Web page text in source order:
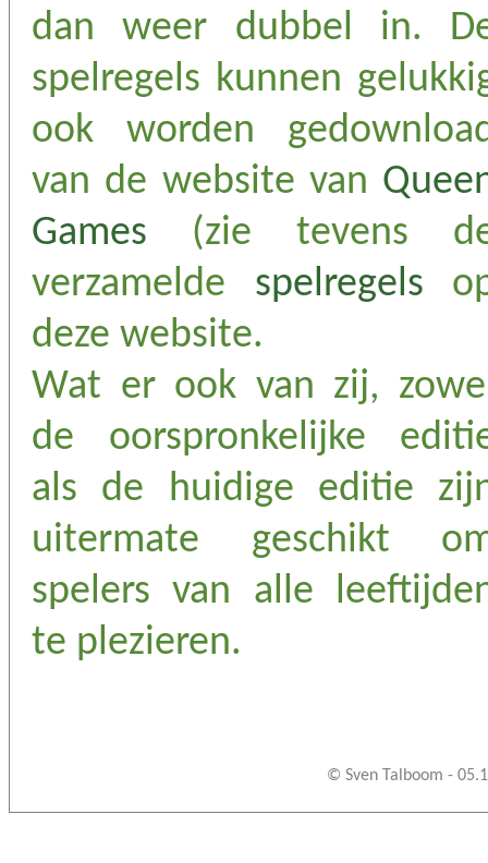
dan weer dubbel in.
spelregels kunnen
ook worden
van de website van
Games (zie tevens
verzamelde spelregels
deze website.
Wat er ook van zij,
de oorspronkelijke
als de huidige editie
uitermate geschikt
spelers van alle
te plezieren.
© Sven Talboom -